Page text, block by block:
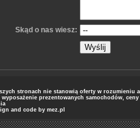
Skąd o nas wiesz:
stronach nie stanowią oferty w
wyposażenie prezentowanych samochodów,
and code by mez.pl